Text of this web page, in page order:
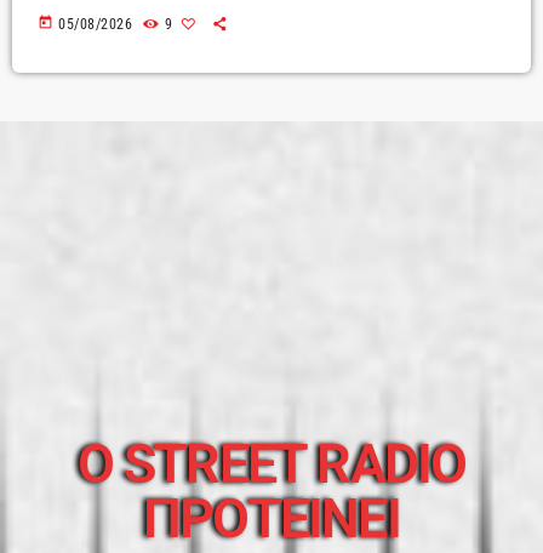
today 05/08/2026 9
O STREET RADIO
ΠΡΟΤΕΙΝΕΙ